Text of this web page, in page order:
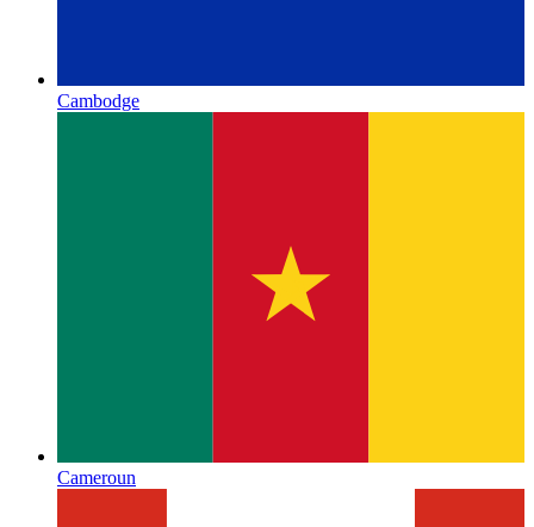
Cambodge
Cameroun